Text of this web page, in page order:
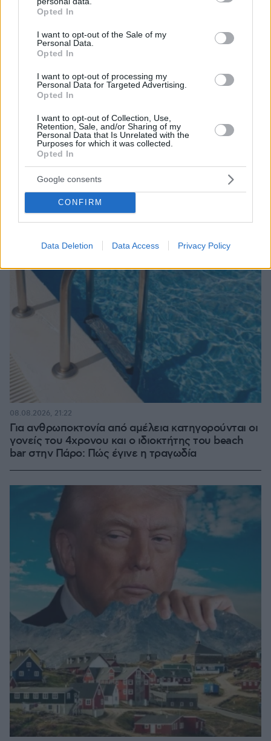
grant or deny consent to Google and its third-party tags to
use your data for below specified purposes in below Google
consent section.
Opted In
I want to opt-out of the Sale of my
Personal Data.
Opted In
I want to opt-out of processing my
Personal Data for Targeted Advertising.
Opted In
I want to opt-out of Collection, Use,
Retention, Sale, and/or Sharing of my
Personal Data that Is Unrelated with the
Purposes for which it was collected.
Opted In
Google consents
CONFIRM
Data Deletion Data Access Privacy Policy
Μυστήριο 3.500 ετών στη Σαντορίνη: Ο 15χρονος
που δεν πρόλαβε να ξεφύγει από το τσουνάμι
έκρηξης
Για ανθρωποκτονία από αμέλεια κατηγορούνται οι
γονείς του 4χρονου και ο ιδιοκτήτης του beach
bar στην Πάρο: Πώς έγινε η τραγωδία
08.08.2026, 21:22